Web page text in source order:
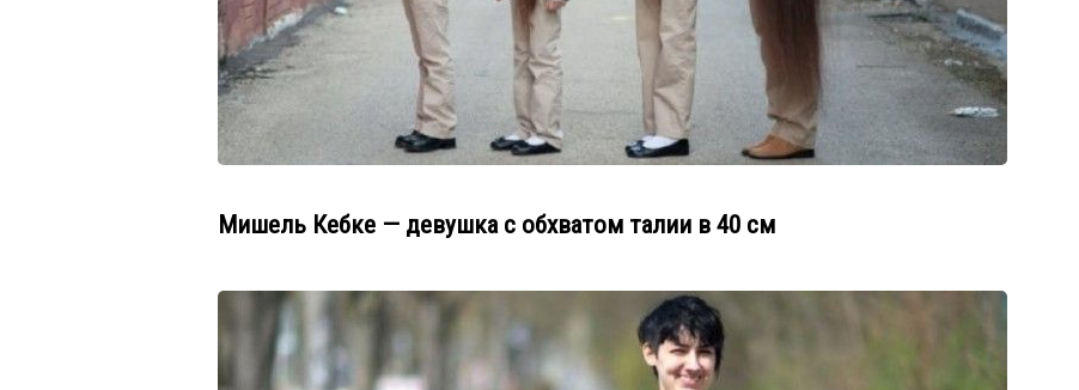
Мишель Кебке — девушка с обхватом талии в 40 см